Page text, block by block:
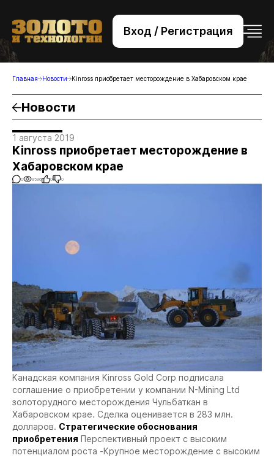
Вход / Регистрация
+7 (495) 221-76-32
bsv@zolteh.ru
Главная Новости Kinross приобретает месторождение в Хабаровском крае
Новости
1 августа 2019
Kinross приобретает месторождение в
Хабаровском крае
0 9596 0 0
Канадская компания Kinross Gold Corp подписала
соглашение о приобретении у компании N-Mining Ltd
золоторудного месторождения Чульбаткан в
Хабаровском крае. Сделка оценивается в 283 млн.
долларов. Стратегические обоснования
приобретения Перспективный проект с высоким
потенциалом роста -Крупное месторождение с высоким